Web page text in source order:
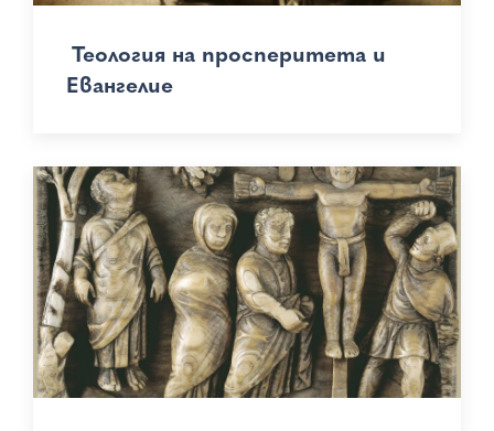
Теология на просперитета и
Евангелие